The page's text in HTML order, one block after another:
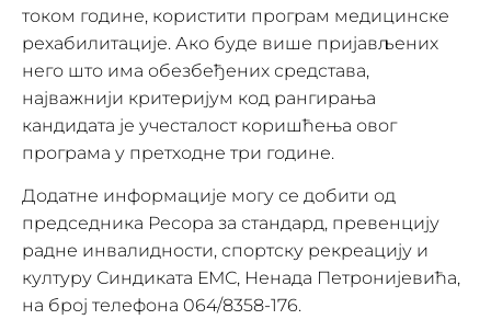
током године, користити програм медицинске
рехабилитације. Ако буде више пријављених
него што има обезбеђених средстава,
најважнији критеријум код рангирања
кандидата је учесталост коришћења овог
програма у претходне три године.
Додатне информације могу се добити од
председника Ресора за стандард, превенцију
радне инвалидности, спортску рекреацију и
културу Синдиката ЕМС, Ненада Петронијевића,
на број телефона 064/8358-176.